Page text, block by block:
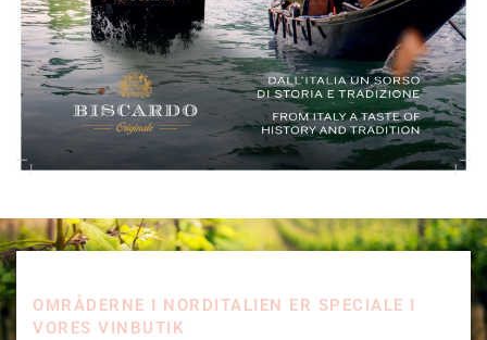
OMRÅDERNE I NORDITALIEN ER SPECIALE I
VORES VINBUTIK